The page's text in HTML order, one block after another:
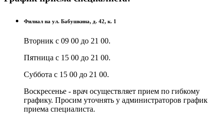
Филиал на ул. Бабушкина, д. 42, к. 1
Вторник с 09 00 до 21 00.
Пятница с 15 00 до 21 00.
Суббота с 15 00 до 21 00.
Воскресенье - врач осуществляет прием по гибкому
графику. Просим уточнять у администраторов график
приема специалиста.